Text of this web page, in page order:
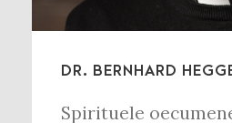
DR. BERNHARD
Spirituele